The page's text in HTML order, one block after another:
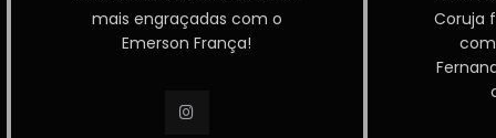
mais engraçadas com o
Emerson França!
Coruja